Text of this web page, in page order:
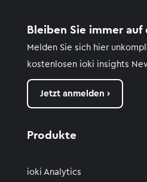
Bleiben Sie immer
Melden Sie sich hier
kostenlosen ioki insights
Jetzt anmelden ›
Produkte
ioki Analytics